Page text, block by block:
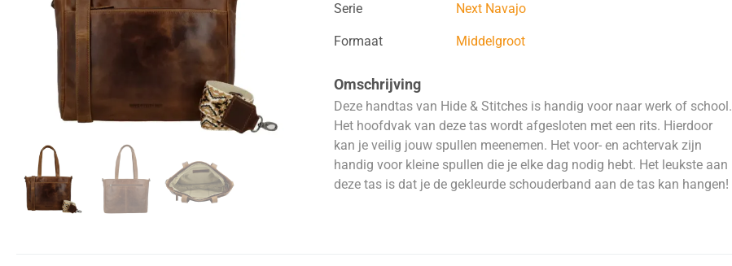
Serie Next Navajo
Formaat Middelgroot
Omschrijving
Deze handtas van Hide & Stitches is handig voor naar werk of school.
Het hoofdvak van deze tas wordt afgesloten met een rits. Hierdoor
kan je veilig jouw spullen meenemen. Het voor- en achtervak zijn
handig voor kleine spullen die je elke dag nodig hebt. Het leukste aan
deze tas is dat je de gekleurde schouderband aan de tas kan hangen!